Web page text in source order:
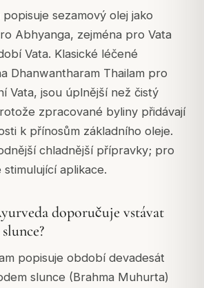
sezamový olej jako
Abhyanga, zejména pro Vata
Vata. Klasické léčené
Dhanwantharam Thailam pro
Vata, jsou úplnější než čistý
zpracované byliny přidávají
k přínosům základního oleje.
chladnější přípravky; pro
aplikace.
doporučuje vstávat
popisuje období devadesát
slunce (Brahma Muhurta)